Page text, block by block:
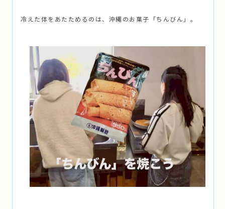
冷えた体をあたためるのは、沖縄のお菓子「ちんびん」。